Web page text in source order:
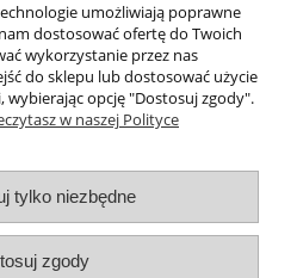
Pomoc
konto
umożliwiają poprawne
dostosować ofertę do Twoich
wykorzystanie przez nas
do sklepu lub dostosować użycie
wybierając opcję "Dostosuj zgody".
w naszej Polityce
tylko niezbędne
zgody